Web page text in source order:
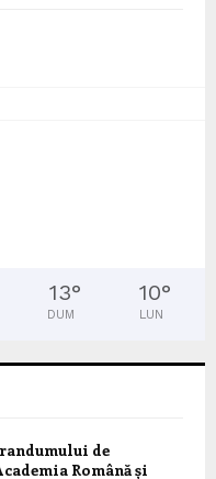
13°
DUM
10°
LUN
de
Română și